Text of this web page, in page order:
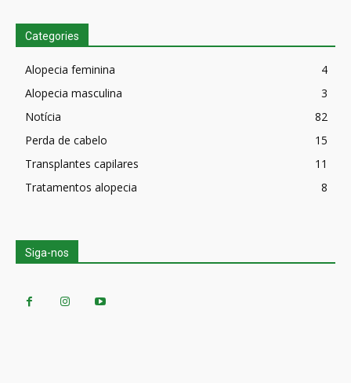
Categories
Alopecia feminina
4
Alopecia masculina
3
Notícia
82
Perda de cabelo
15
Transplantes capilares
11
Tratamentos alopecia
8
Siga-nos